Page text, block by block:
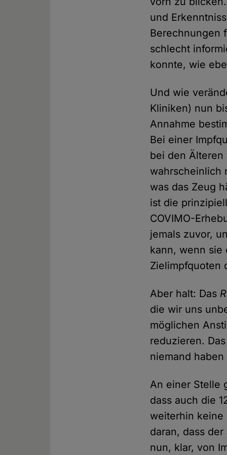
und
Berechnungen
schlecht
konnte, wie
Und wie
Kliniken) nun
Annahme
Bei einer
bei den
wahrscheinlich
was das Zeug
ist die
COVIMO-
jemals zuvor,
kann, wenn sie
Zielimpfquoten
Aber halt: Das
die wir uns
möglichen
reduzieren.
niemand
An einer Stelle
dass auch die
weiterhin keine
daran, dass der
nun, klar, von